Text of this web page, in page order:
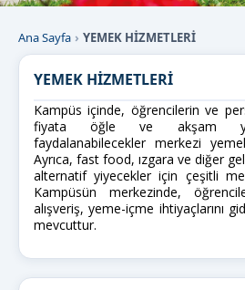
Ana Sayfa YEMEK HİZMETLERİ
YEMEK HİZMETLERİ
Kampüs içinde, öğrencilerin ve
fiyata öğle ve akşam
faydalanabilecekler merkezi
Ayrıca, fast food, ızgara ve diğer
alternatif yiyecekler için çeşitli
Kampüsün merkezinde,
alışveriş, yeme-içme ihtiyaçlarını
mevcuttur.